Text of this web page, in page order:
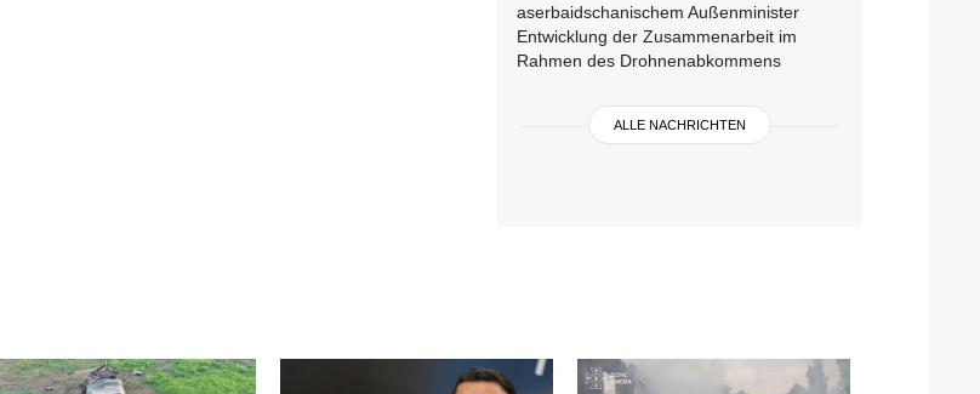
aserbaidschanischem Außenminister
Entwicklung der Zusammenarbeit im
Rahmen des Drohnenabkommens
ALLE NACHRICHTEN